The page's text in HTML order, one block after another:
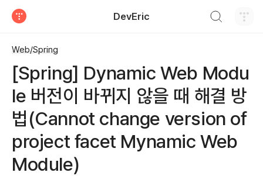
DevEric
Web/Spring
[Spring] Dynamic Web Modu
le 버전이 바뀌지 않을 때 해결 방
법(Cannot change version of
project facet Mynamic Web
Module)